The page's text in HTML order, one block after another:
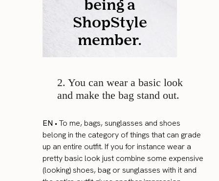
2. You can wear a basic look
and make the bag stand out.
EN • To me, bags, sunglasses and shoes
belong in the category of things that can grade
up an entire outfit. If you for instance wear a
pretty basic look just combine some expensive
(looking) shoes, bag or sunglasses with it and